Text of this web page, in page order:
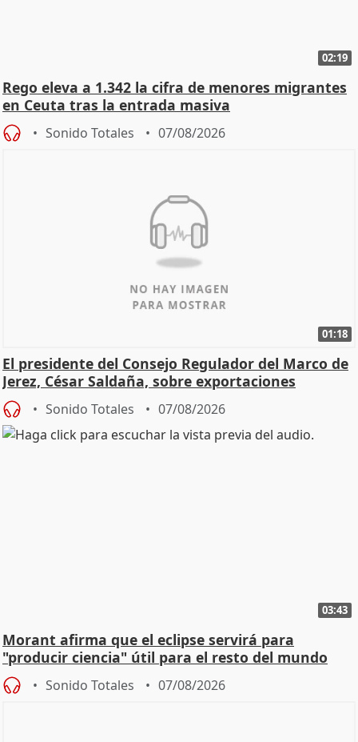
02:19
Rego eleva a 1.342 la cifra de menores migrantes
en Ceuta tras la entrada masiva
Sonido Totales 07/08/2026
01:18
El presidente del Consejo Regulador del Marco de
Jerez, César Saldaña, sobre exportaciones
Sonido Totales 07/08/2026
03:43
Morant afirma que el eclipse servirá para
"producir ciencia" útil para el resto del mundo
Sonido Totales 07/08/2026